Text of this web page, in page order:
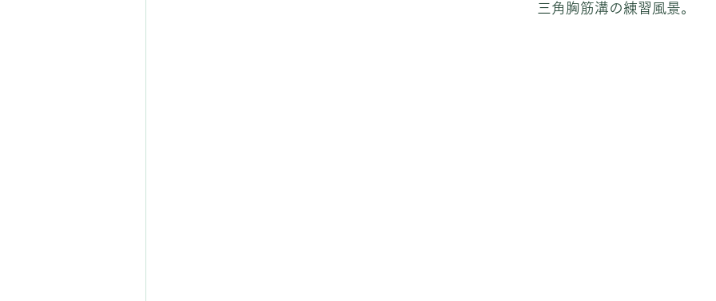
三角胸筋溝の練習風景。